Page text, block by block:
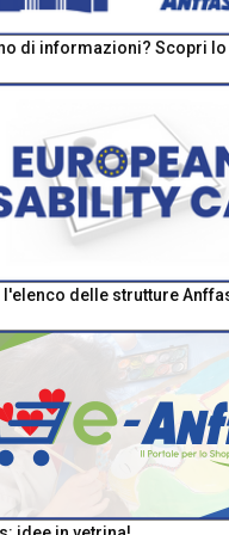
di informazioni? Scopri lo
l'elenco delle strutture